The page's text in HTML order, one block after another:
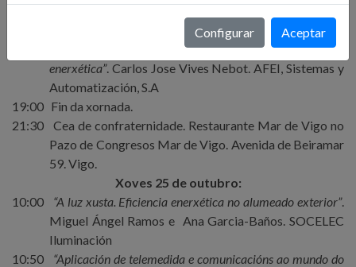
ImesAPI. Servicios-Movilidad.
“Ferramentas para a análise e control da eficiencia
enerxética”. Carlos Jose Vives Nebot. AFEI, Sistemas y
Automatización, S.A
19:00 Fin da xornada.
21:30
Cea de confraternidade. Restaurante Mar de Vigo no
Pazo de Congresos Mar de Vigo. Avenida de Beiramar
59. Vigo.
Xoves 25 de outubro:
10:00
“A luz xusta. Eficiencia enerxética no alumeado exterior”.
Miguel Ángel Ramos e Ana Garcia-Baños. SOCELEC
Iluminación
10:50
“Aplicación de telemedida e comunicacións ao mundo do
Configurar Aceptar